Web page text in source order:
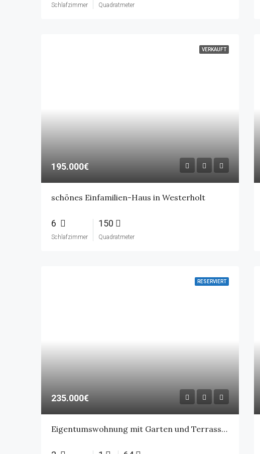
Schlafzimmer Quadratmeter
VERKAUFT
195.000€
schönes Einfamilien-Haus in Westerholt
6
Schlafzimmer
150
Quadratmeter
RESERVIERT
235.000€
Eigentumswohnung mit Garten und Terrasse – zentrale Lage in Aurich